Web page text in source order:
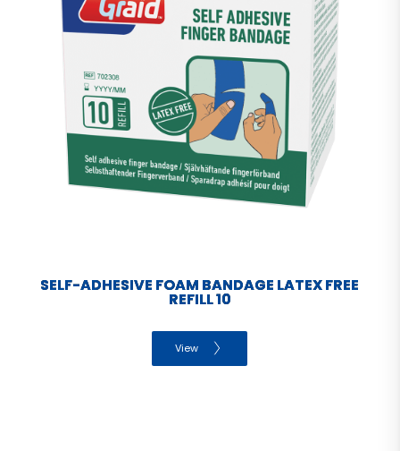
SELF-ADHESIVE FOAM BANDAGE LATEX FREE
REFILL 10
View